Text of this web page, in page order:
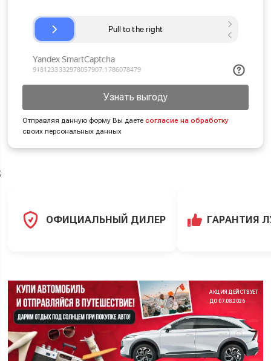
Узнать выгоду
Отправляя данную форму Вы даетесогласие на обработку
своих персональных данных
;
ОФИЦИАЛЬНЫЙ ДИЛЕР ГАРАНТИЯ
АКЦИЯ ДЕЙСТВУЕТ
ДО 07.08.2026